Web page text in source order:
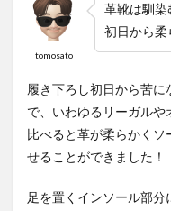
tomosato
革靴は馴
初日から柔
履き下ろし初日から苦
で、いわゆるリーガル
比べると革が柔らかくソ
せることができました！
足を置くインソール部